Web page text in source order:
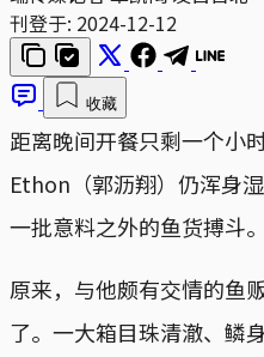
刊登于: 2024-12-12
收藏
距离晚间开餐只剩一个小
Ethon（郭沥翔）仍浑身
一批意料之外的鱼货搏斗。
原来，与他颇有交情的鱼
了。一大箱目珠清澈、鳞